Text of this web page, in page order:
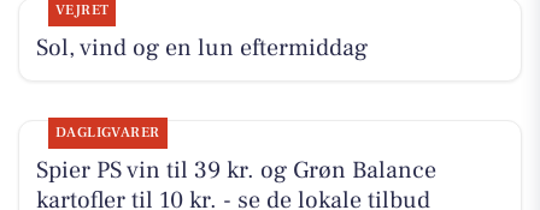
VEJRET
Sol, vind og en lun eftermiddag
DAGLIGVARER
Spier PS vin til 39 kr. og Grøn Balance
kartofler til 10 kr. - se de lokale tilbud